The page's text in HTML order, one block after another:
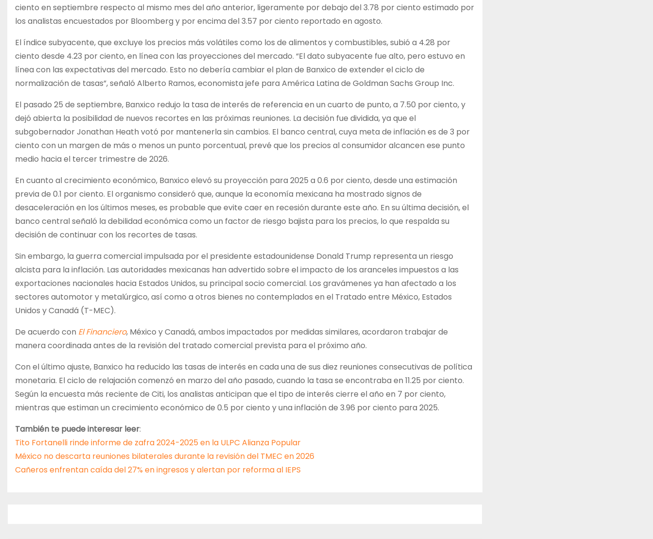
ciento en septiembre respecto al mismo mes del año anterior, ligeramente por debajo del 3.78 por ciento estimado por
los analistas encuestados por Bloomberg y por encima del 3.57 por ciento reportado en agosto.
El índice subyacente, que excluye los precios más volátiles como los de alimentos y combustibles, subió a 4.28 por
ciento desde 4.23 por ciento, en línea con las proyecciones del mercado. “El dato subyacente fue alto, pero estuvo en
línea con las expectativas del mercado. Esto no debería cambiar el plan de Banxico de extender el ciclo de
normalización de tasas”, señaló Alberto Ramos, economista jefe para América Latina de Goldman Sachs Group Inc.
El pasado 25 de septiembre, Banxico redujo la tasa de interés de referencia en un cuarto de punto, a 7.50 por ciento, y
dejó abierta la posibilidad de nuevos recortes en las próximas reuniones. La decisión fue dividida, ya que el
subgobernador Jonathan Heath votó por mantenerla sin cambios. El banco central, cuya meta de inflación es de 3 por
ciento con un margen de más o menos un punto porcentual, prevé que los precios al consumidor alcancen ese punto
medio hacia el tercer trimestre de 2026.
En cuanto al crecimiento económico, Banxico elevó su proyección para 2025 a 0.6 por ciento, desde una estimación
previa de 0.1 por ciento. El organismo consideró que, aunque la economía mexicana ha mostrado signos de
desaceleración en los últimos meses, es probable que evite caer en recesión durante este año. En su última decisión, el
banco central señaló la debilidad económica como un factor de riesgo bajista para los precios, lo que respalda su
decisión de continuar con los recortes de tasas.
Sin embargo, la guerra comercial impulsada por el presidente estadounidense Donald Trump representa un riesgo
alcista para la inflación. Las autoridades mexicanas han advertido sobre el impacto de los aranceles impuestos a las
exportaciones nacionales hacia Estados Unidos, su principal socio comercial. Los gravámenes ya han afectado a los
sectores automotor y metalúrgico, así como a otros bienes no contemplados en el Tratado entre México, Estados
Unidos y Canadá (T-MEC).
De acuerdo con El Financiero, México y Canadá, ambos impactados por medidas similares, acordaron trabajar de
manera coordinada antes de la revisión del tratado comercial prevista para el próximo año.
Con el último ajuste, Banxico ha reducido las tasas de interés en cada una de sus diez reuniones consecutivas de política
monetaria. El ciclo de relajación comenzó en marzo del año pasado, cuando la tasa se encontraba en 11.25 por ciento.
Según la encuesta más reciente de Citi, los analistas anticipan que el tipo de interés cierre el año en 7 por ciento,
mientras que estiman un crecimiento económico de 0.5 por ciento y una inflación de 3.96 por ciento para 2025.
También te puede interesar leer:
Tito Fortanelli rinde informe de zafra 2024-2025 en la ULPC Alianza Popular
México no descarta reuniones bilaterales durante la revisión del TMEC en 2026
Cañeros enfrentan caída del 27% en ingresos y alertan por reforma al IEPS